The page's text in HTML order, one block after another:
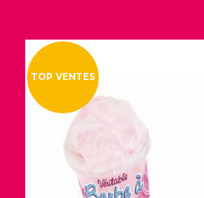
TOP VENTES